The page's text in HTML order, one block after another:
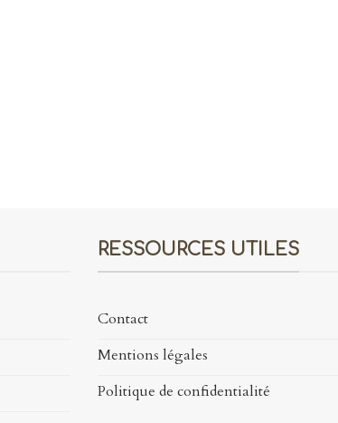
RESSOURCES UTILES
Contact
Mentions légales
Politique de confidentialité